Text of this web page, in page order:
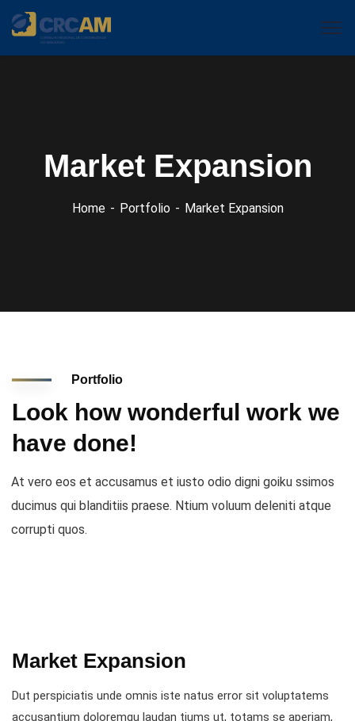
Market Expansion
Home Portfolio Market Expansion
Portfolio
Look how wonderful work we
have done!
At vero eos et accusamus et iusto odio digni goiku ssimos
ducimus qui blanditiis praese. Ntium voluum deleniti atque
corrupti quos.
Market Expansion
Dut perspiciatis unde omnis iste natus error sit voluptatems
accusantium doloremqu laudan tiums ut, totams se aperiam,